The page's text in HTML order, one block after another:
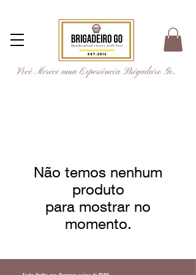
Você Merece uma Experiência Brigadeiro Go.
Não temos nenhum
produto
para mostrar no
momento.